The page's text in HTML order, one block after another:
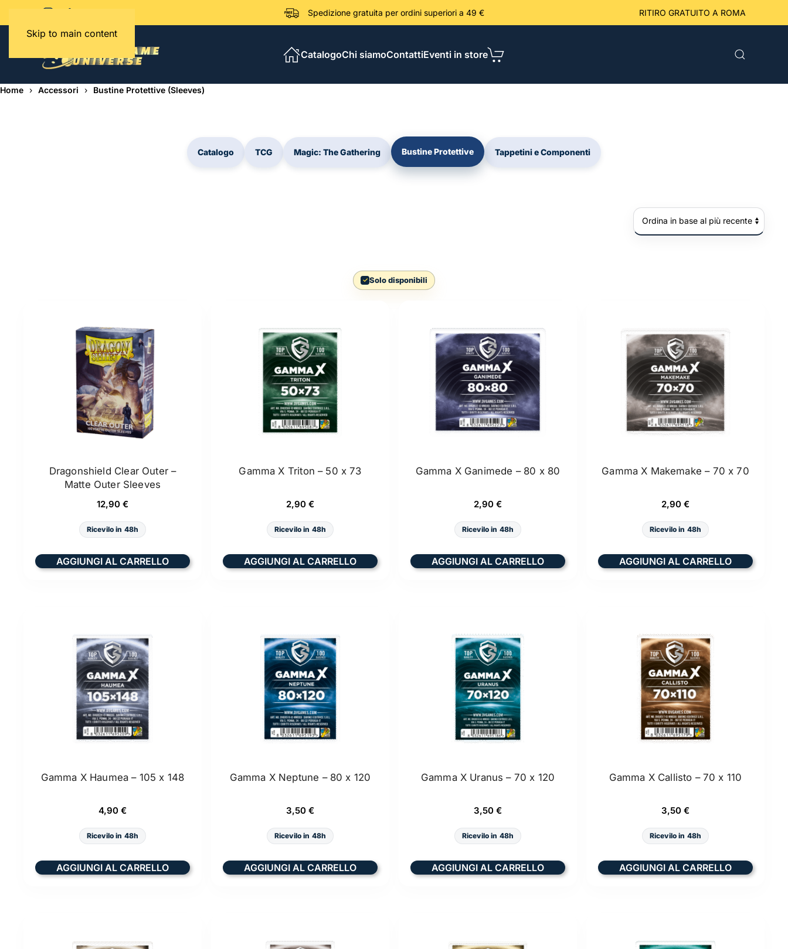
Skip to main content
Spedizione gratuita per ordini superiori a 49 € RITIRO GRATUITO A ROMA
CatalogoChi siamoContattiEventi in store
Home Accessori Bustine Protettive (Sleeves)
Catalogo TCG Magic: The Gathering Bustine Protettive Tappetini e Componenti
Solo disponibili
Dragonshield Clear Outer –
Matte Outer Sleeves
12,90 €
Ricevilo in 48h
AGGIUNGI AL CARRELLO
Gamma X Triton – 50 x 73
2,90 €
Ricevilo in 48h
AGGIUNGI AL CARRELLO
Gamma X Ganimede – 80 x 80
2,90 €
Ricevilo in 48h
AGGIUNGI AL CARRELLO
Gamma X Makemake – 70 x 70
2,90 €
Ricevilo in 48h
AGGIUNGI AL CARRELLO
Gamma X Haumea – 105 x 148
4,90 €
Ricevilo in 48h
AGGIUNGI AL CARRELLO
Gamma X Neptune – 80 x 120
3,50 €
Ricevilo in 48h
AGGIUNGI AL CARRELLO
Gamma X Uranus – 70 x 120
3,50 €
Ricevilo in 48h
AGGIUNGI AL CARRELLO
Gamma X Callisto – 70 x 110
3,50 €
Ricevilo in 48h
AGGIUNGI AL CARRELLO